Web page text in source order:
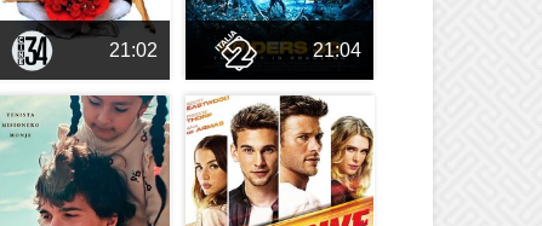
21:02 21:04